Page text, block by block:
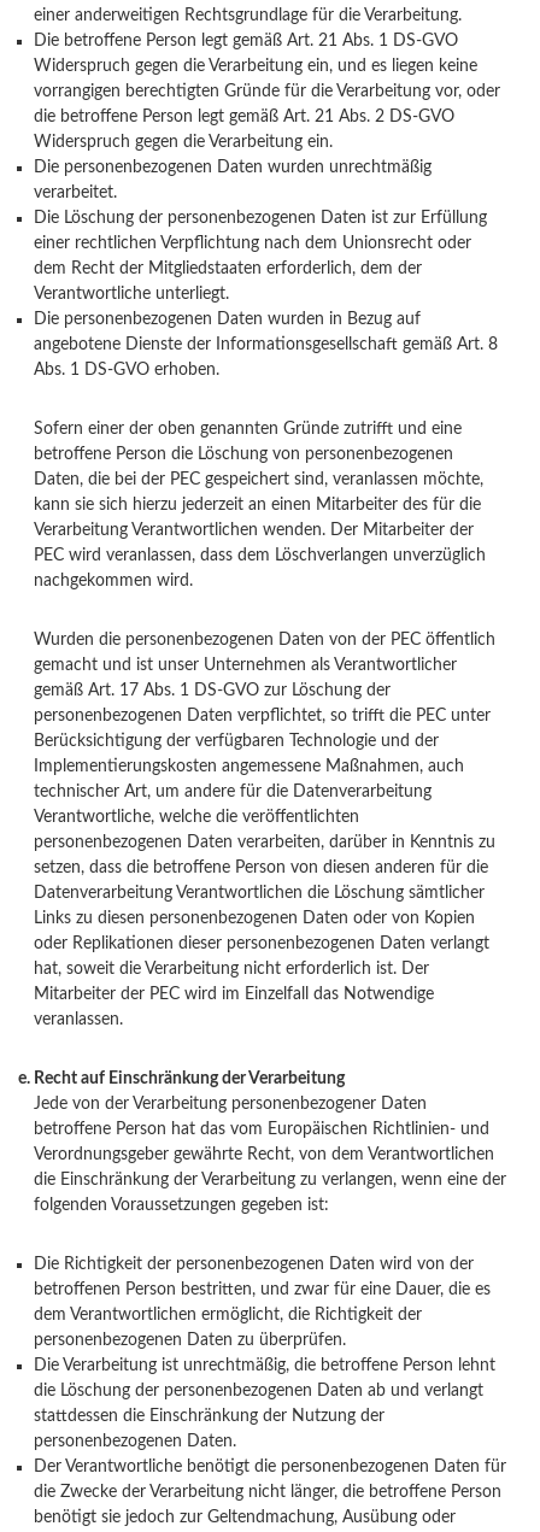
einer anderweitigen Rechtsgrundlage für die Verarbeitung.
Die betroffene Person legt gemäß Art. 21 Abs. 1 DS-GVO
Widerspruch gegen die Verarbeitung ein, und es liegen keine
vorrangigen berechtigten Gründe für die Verarbeitung vor, oder
die betroffene Person legt gemäß Art. 21 Abs. 2 DS-GVO
Widerspruch gegen die Verarbeitung ein.
Die personenbezogenen Daten wurden unrechtmäßig
verarbeitet.
Die Löschung der personenbezogenen Daten ist zur Erfüllung
einer rechtlichen Verpflichtung nach dem Unionsrecht oder
dem Recht der Mitgliedstaaten erforderlich, dem der
Verantwortliche unterliegt.
Die personenbezogenen Daten wurden in Bezug auf
angebotene Dienste der Informationsgesellschaft gemäß Art. 8
Abs. 1 DS-GVO erhoben.
Sofern einer der oben genannten Gründe zutrifft und eine
betroffene Person die Löschung von personenbezogenen
Daten, die bei der PEC gespeichert sind, veranlassen möchte,
kann sie sich hierzu jederzeit an einen Mitarbeiter des für die
Verarbeitung Verantwortlichen wenden. Der Mitarbeiter der
PEC wird veranlassen, dass dem Löschverlangen unverzüglich
nachgekommen wird.
Wurden die personenbezogenen Daten von der PEC öffentlich
gemacht und ist unser Unternehmen als Verantwortlicher
gemäß Art. 17 Abs. 1 DS-GVO zur Löschung der
personenbezogenen Daten verpflichtet, so trifft die PEC unter
Berücksichtigung der verfügbaren Technologie und der
Implementierungskosten angemessene Maßnahmen, auch
technischer Art, um andere für die Datenverarbeitung
Verantwortliche, welche die veröffentlichten
personenbezogenen Daten verarbeiten, darüber in Kenntnis zu
setzen, dass die betroffene Person von diesen anderen für die
Datenverarbeitung Verantwortlichen die Löschung sämtlicher
Links zu diesen personenbezogenen Daten oder von Kopien
oder Replikationen dieser personenbezogenen Daten verlangt
hat, soweit die Verarbeitung nicht erforderlich ist. Der
Mitarbeiter der PEC wird im Einzelfall das Notwendige
veranlassen.
Recht auf Einschränkung der Verarbeitung
Jede von der Verarbeitung personenbezogener Daten
betroffene Person hat das vom Europäischen Richtlinien- und
Verordnungsgeber gewährte Recht, von dem Verantwortlichen
die Einschränkung der Verarbeitung zu verlangen, wenn eine der
folgenden Voraussetzungen gegeben ist:
Die Richtigkeit der personenbezogenen Daten wird von der
betroffenen Person bestritten, und zwar für eine Dauer, die es
dem Verantwortlichen ermöglicht, die Richtigkeit der
personenbezogenen Daten zu überprüfen.
Die Verarbeitung ist unrechtmäßig, die betroffene Person lehnt
die Löschung der personenbezogenen Daten ab und verlangt
stattdessen die Einschränkung der Nutzung der
personenbezogenen Daten.
Der Verantwortliche benötigt die personenbezogenen Daten für
die Zwecke der Verarbeitung nicht länger, die betroffene Person
benötigt sie jedoch zur Geltendmachung, Ausübung oder